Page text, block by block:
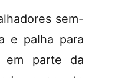
sem-
e palha para
em parte da